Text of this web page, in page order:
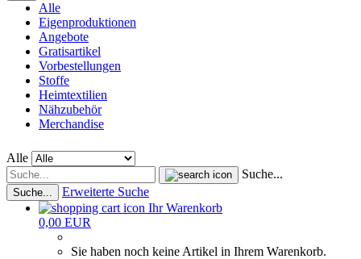
Alle
Eigenproduktionen
Angebote
Gratisartikel
Vorbestellungen
Stoffe
Heimtextilien
Nähzubehör
Merchandise
Alle
Suche...
Suche...
Erweiterte Suche
Ihr Warenkorb
0,00 EUR
Sie haben noch keine Artikel in Ihrem Warenkorb.